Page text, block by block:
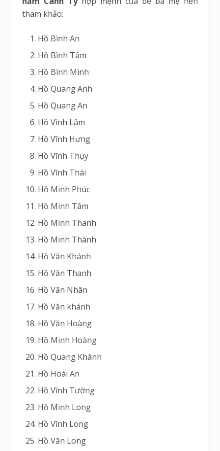
tham khảo:
Hồ Bình An
Hồ Bình Tâm
Hồ Bình Minh
Hồ Quang Anh
Hồ Quang An
Hồ Vĩnh Lâm
Hồ Vĩnh Hưng
Hồ Vĩnh Thụy
Hồ Vĩnh Thái
Hồ Minh Phúc
Hồ Minh Tâm
Hồ Minh Thanh
Hồ Minh Thành
Hồ Văn Khánh
Hồ Văn Thanh
Hồ Văn Nhân
Hồ Văn khánh
Hồ Văn Hoàng
Hồ Minh Hoàng
Hồ Quang Khánh
Hồ Hoài An
Hồ Vĩnh Tường
Hồ Minh Long
Hồ Vĩnh Long
Hồ Văn Long